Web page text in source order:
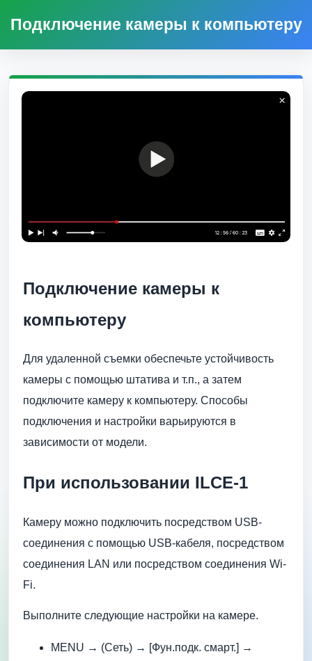
Подключение камеры к компьютеру
Подключение камеры к
компьютеру
Для удаленной съемки обеспечьте устойчивость
камеры с помощью штатива и т.п., а затем
подключите камеру к компьютеру. Способы
подключения и настройки варьируются в
зависимости от модели.
При использовании ILCE-1
Камеру можно подключить посредством USB-
соединения с помощью USB-кабеля, посредством
соединения LAN или посредством соединения Wi-
Fi.
Выполните следующие настройки на камере.
MENU → (Сеть) → [Фун.подк. смарт.] →